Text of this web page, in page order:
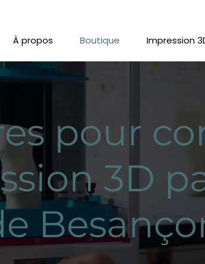
À propos Boutique Impression
pour
3D